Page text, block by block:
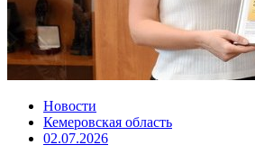
Новости
Кемеровская область
02.07.2026